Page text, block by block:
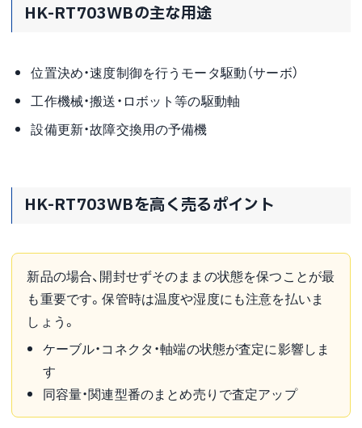
HK-RT703WBの主な用途
位置決め・速度制御を行うモータ駆動（サーボ）
工作機械・搬送・ロボット等の駆動軸
設備更新・故障交換用の予備機
HK-RT703WBを高く売るポイント
新品の場合、開封せずそのままの状態を保つことが最
も重要です。保管時は温度や湿度にも注意を払いま
しょう。
ケーブル・コネクタ・軸端の状態が査定に影響しま
す
同容量・関連型番のまとめ売りで査定アップ